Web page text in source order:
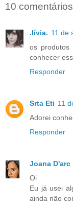
10
.lívia. 11 de
os produtos
conhecer
Responder
Srta Eti 11
Adorei
Responder
Joana D'arc
Oi
Eu já usei
ainda não